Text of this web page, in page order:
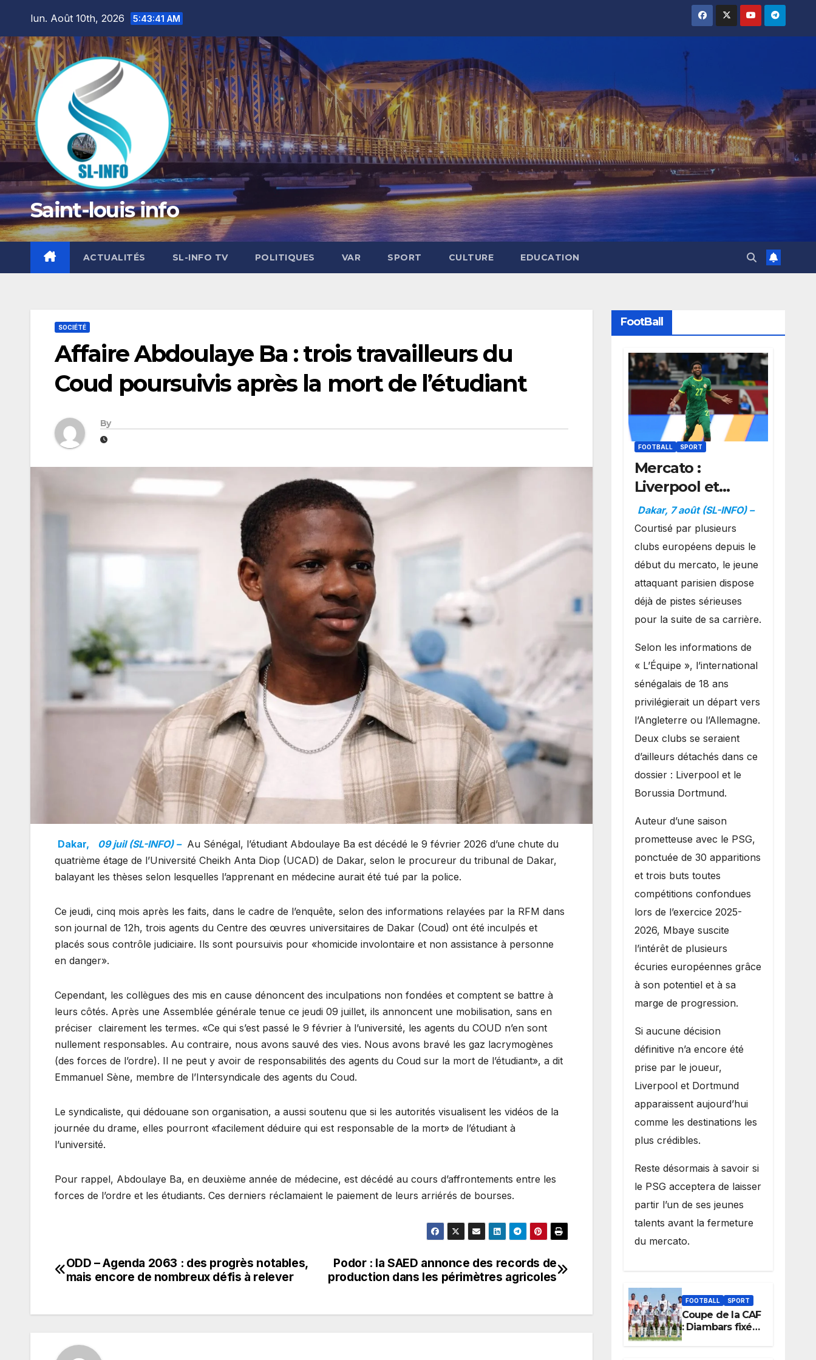
content
lun. Août 10th, 2026 5:43:42 AM
Saint-louis info
ACTUALITÉS SL-INFO TV POLITIQUES VAR SPORT CULTURE EDUCATION
SOCIÉTÉ
Affaire Abdoulaye Ba : trois travailleurs du
Coud poursuivis après la mort de l’étudiant
By
Dakar, 09 juil (SL-INFO) – Au Sénégal, l’étudiant Abdoulaye Ba est décédé le 9 février 2026 d’une chute du
quatrième étage de l’Université Cheikh Anta Diop (UCAD) de Dakar, selon le procureur du tribunal de Dakar,
balayant les thèses selon lesquelles l’apprenant en médecine aurait été tué par la police.
Ce jeudi, cinq mois après les faits, dans le cadre de l’enquête, selon des informations relayées par la RFM dans
son journal de 12h, trois agents du Centre des œuvres universitaires de Dakar (Coud) ont été inculpés et
placés sous contrôle judiciaire. Ils sont poursuivis pour «homicide involontaire et non assistance à personne
en danger».
Cependant, les collègues des mis en cause dénoncent des inculpations non fondées et comptent se battre à
leurs côtés. Après une Assemblée générale tenue ce jeudi 09 juillet, ils annoncent une mobilisation, sans en
préciser clairement les termes. «Ce qui s’est passé le 9 février à l’université, les agents du COUD n’en sont
nullement responsables. Au contraire, nous avons sauvé des vies. Nous avons bravé les gaz lacrymogènes
(des forces de l’ordre). Il ne peut y avoir de responsabilités des agents du Coud sur la mort de l’étudiant», a dit
Emmanuel Sène, membre de l’Intersyndicale des agents du Coud.
Le syndicaliste, qui dédouane son organisation, a aussi soutenu que si les autorités visualisent les vidéos de la
journée du drame, elles pourront «facilement déduire qui est responsable de la mort» de l’étudiant à
l’université.
Pour rappel, Abdoulaye Ba, en deuxième année de médecine, est décédé au cours d’affrontements entre les
forces de l’ordre et les étudiants. Ces derniers réclamaient le paiement de leurs arriérés de bourses.
Navigation
l’article
Podor : la SAED annonce des records de
production dans les périmètres agricoles
ODD – Agenda 2063 : des progrès notables,
mais encore de nombreux défis à relever
FootBall
FOOTBALL SPORT
Mercato :
Liverpool et
Dortmund se
positionnent en
favoris pour
recruter Ibrahim
Mbaye
Dakar, 7 août (SL-INFO) –
Courtisé par plusieurs
clubs européens depuis le
début du mercato, le jeune
attaquant parisien dispose
déjà de pistes sérieuses
pour la suite de sa carrière.
Selon les informations de
« L’Équipe », l’international
sénégalais de 18 ans
privilégierait un départ vers
l’Angleterre ou l’Allemagne.
Deux clubs se seraient
d’ailleurs détachés dans ce
dossier : Liverpool et le
Borussia Dortmund.
Auteur d’une saison
prometteuse avec le PSG,
ponctuée de 30 apparitions
et trois buts toutes
compétitions confondues
lors de l’exercice 2025-
2026, Mbaye suscite
l’intérêt de plusieurs
écuries européennes grâce
à son potentiel et à sa
marge de progression.
Si aucune décision
définitive n’a encore été
prise par le joueur,
Liverpool et Dortmund
apparaissent aujourd’hui
comme les destinations les
plus crédibles.
Reste désormais à savoir si
le PSG acceptera de laisser
partir l’un de ses jeunes
talents avant la fermeture
du mercato.
FOOTBALL SPORT
Coupe de la CAF
: Diambars fixé
sur son destin